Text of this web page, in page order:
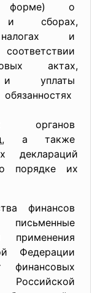
форме) о
и сборах,
и
соответствии
актах,
и уплаты
органов
а также
деклараций
порядке их
финансов
письменные
применения
Федерации